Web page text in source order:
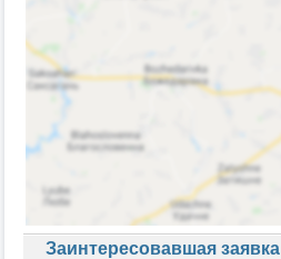
Заинтересовавшая заявка